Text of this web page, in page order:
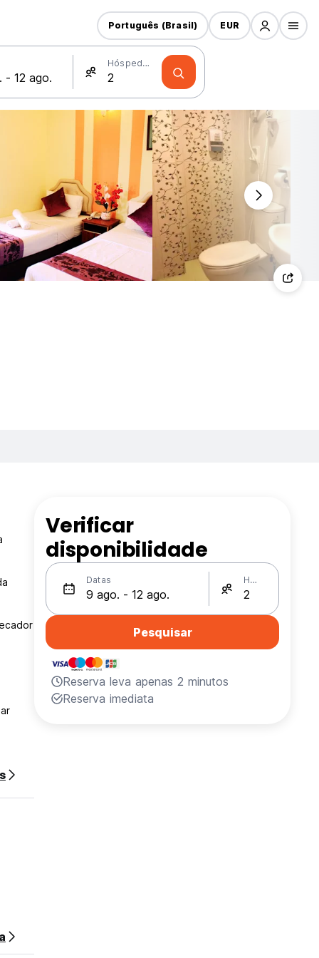
Hóspedes
Português (Brasil) EUR
Verificar
disponibilidade
Datas Hóspedes
Pesquisar
Reserva leva apenas 2 minutos
Reserva imediata